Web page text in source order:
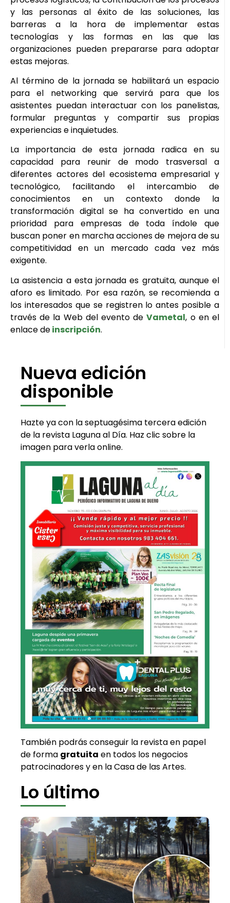
y las personas al éxito de las soluciones, las
barreras a la hora de implementar estas
tecnologías y las formas en las que las
organizaciones pueden prepararse para adoptar
estas mejoras.
Al término de la jornada se habilitará un espacio
para el networking que servirá para que los
asistentes puedan interactuar con los panelistas,
formular preguntas y compartir sus propias
experiencias e inquietudes.
La importancia de esta jornada radica en su
capacidad para reunir de modo trasversal a
diferentes actores del ecosistema empresarial y
tecnológico, facilitando el intercambio de
conocimientos en un contexto donde la
transformación digital se ha convertido en una
prioridad para empresas de toda índole que
buscan poner en marcha acciones de mejora de su
competitividad en un mercado cada vez más
exigente.
La asistencia a esta jornada es gratuita, aunque el
aforo es limitado. Por esa razón, se recomienda a
los interesados que se registren lo antes posible a
través de la Web del evento deVametal, o en el
enlace deinscripción.
Nueva edición
disponible
Hazte ya con la septuagésima tercera edición
de la revista Laguna al Día. Haz clic sobre la
imagen para verla online.
También podrás conseguir la revista en papel
de forma gratuita en todos los negocios
patrocinadores y en la Casa de las Artes.
Lo último